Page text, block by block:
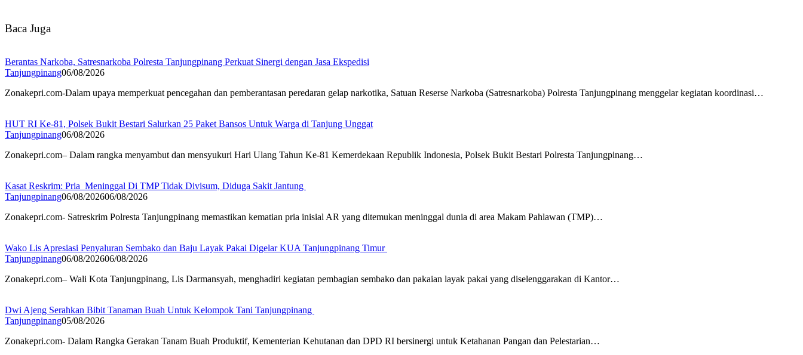
Baca Juga
Berantas Narkoba, Satresnarkoba Polresta Tanjungpinang Perkuat Sinergi dengan Jasa Ekspedisi
Tanjungpinang06/08/2026
Zonakepri.com-Dalam upaya memperkuat pencegahan dan pemberantasan peredaran gelap narkotika, Satuan Reserse Narkoba (Satresnarkoba) Polresta Tanjungpinang menggelar kegiatan koordinasi…
HUT RI Ke-81, Polsek Bukit Bestari Salurkan 25 Paket Bansos Untuk Warga di Tanjung Unggat
Tanjungpinang06/08/2026
Zonakepri.com– Dalam rangka menyambut dan mensyukuri Hari Ulang Tahun Ke-81 Kemerdekaan Republik Indonesia, Polsek Bukit Bestari Polresta Tanjungpinang…
Kasat Reskrim: Pria Meninggal Di TMP Tidak Divisum, Diduga Sakit Jantung
Tanjungpinang06/08/202606/08/2026
Zonakepri.com- Satreskrim Polresta Tanjungpinang memastikan kematian pria inisial AR yang ditemukan meninggal dunia di area Makam Pahlawan (TMP)…
Wako Lis Apresiasi Penyaluran Sembako dan Baju Layak Pakai Digelar KUA Tanjungpinang Timur
Tanjungpinang06/08/202606/08/2026
Zonakepri.com– Wali Kota Tanjungpinang, Lis Darmansyah, menghadiri kegiatan pembagian sembako dan pakaian layak pakai yang diselenggarakan di Kantor…
Dwi Ajeng Serahkan Bibit Tanaman Buah Untuk Kelompok Tani Tanjungpinang
Tanjungpinang05/08/2026
Zonakepri.com- Dalam Rangka Gerakan Tanam Buah Produktif, Kementerian Kehutanan dan DPD RI bersinergi untuk Ketahanan Pangan dan Pelestarian…